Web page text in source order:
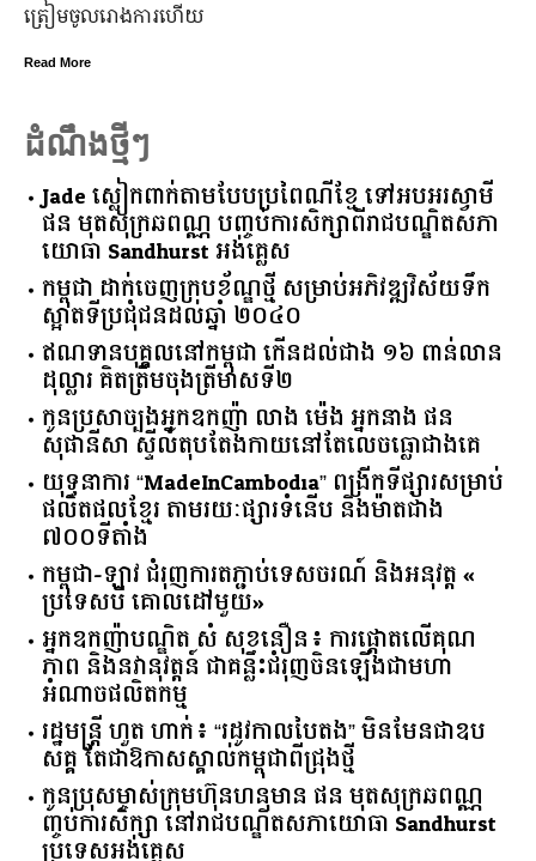
ល​រោងការ​ហើយ
ដំណឹងថ្មីៗ
Jade ស្លៀកពាក់តាមបែបប្រពៃណីខ្មែ ទៅអបអរស្វាមី
ផន មុតសុក្រឆពណ្ណ បញ្ចប់ការសិក្សាពីរាជបណ្ឌិតសភា
យោធា Sandhurst អង់គ្លេស
កម្ពុជា​ ​ដាក់​ចេញ​ក្របខ័ណ្ឌ​ថ្មី​ ​សម្រាប់​អភិវឌ្ឍ​វិស័យ​ទឹក​
ស្អាត​ទីប្រជុំជន​ដល់​ឆ្នាំ​ ​២០៤០​
ឥណទាន​បុគ្គល​នៅ​កម្ពុជា​ ​កើន​ដល់​ជាង​ ​១៦​ ​ពាន់​លាន​
ដុល្លារ​ ​គិត​ត្រឹម​ចុង​ត្រីមាស​ទី​២​
កូនប្រសាច្បងអ្នកឧកញ៉ា លាង ម៉េង អ្នកនាង ផន
សុផានីសា ស្ទីល៍តុបតែងកាយនៅតែលេចធ្លោជាងគេ
យុទ្ធនាការ “MadeInCambodia” ពង្រីកទីផ្សារសម្រាប់
ផលិតផលខ្មែរ តាមរយៈផ្សារទំនើប និងម៉ាតជាង
៧០០ទីតាំង
កម្ពុជា​-​ឡាវ ​ជំរុញ​ការ​តភ្ជាប់​ទេសចរណ៍​ ​និង​អនុវត្ត​ ​«​
ប្រទេស​បី ​គោលដៅ​មួយ​»
អ្នកឧកញ៉ាបណ្ឌិត សំ សុខនឿន៖ ការផ្តោតលើគុណ
ភាព និងនវានុវត្តន៍ ជាគន្លឹះជំរុញចិនឡើងជាមហា
អំណាចផលិតកម្ម
រដ្ឋមន្ត្រី ហួត ហាក់៖ “រដូវកាលបៃតង” មិនមែនជាឧប
សគ្គ តែជាឱកាសស្គាល់កម្ពុជាពីជ្រុងថ្មី
កូនប្រុសម្ចាស់ក្រុមហ៊ុនហនុមាន ផន មុតសុក្រឆពណ្ណ
ញ្ចប់ការសិក្សា នៅរាជបណ្ឌិតសភាយោធា Sandhurst
ប្រទេសអង់គ្លេស